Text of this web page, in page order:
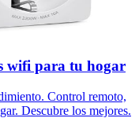
wifi para tu hogar
Control remoto,
Descubre los mejores.